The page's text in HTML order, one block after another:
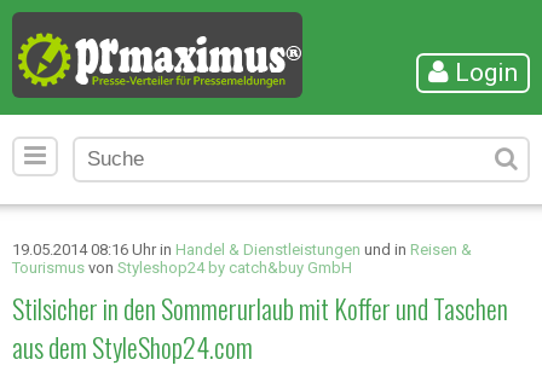
Login
19.05.2014 08:16 Uhr in Handel & Dienstleistungen und in Reisen &
Tourismus von Styleshop24 by catch&buy GmbH
Stilsicher in den Sommerurlaub mit Koffer und Taschen
aus dem StyleShop24.com